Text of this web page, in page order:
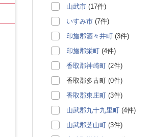
山武市 (17件)
いすみ市 (7件)
印旛郡酒々井町 (3件)
印旛郡栄町 (4件)
香取郡神崎町 (2件)
香取郡多古町 (0件)
香取郡東庄町 (3件)
山武郡九十九里町 (4件)
山武郡芝山町 (3件)